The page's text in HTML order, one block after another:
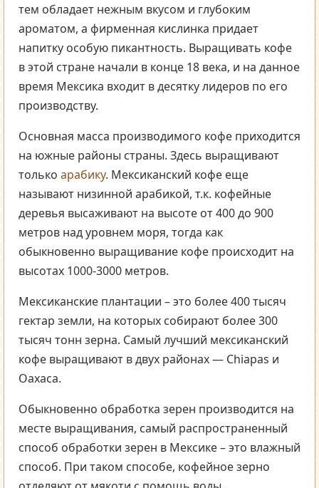
тем обладает нежным вкусом и глубоким
ароматом, а фирменная кислинка придает
напитку особую пикантность. Выращивать кофе
в этой стране начали в конце 18 века, и на данное
время Мексика входит в десятку лидеров по его
производству.
Основная масса производимого кофе приходится
на южные районы страны. Здесь выращивают
только арабику. Мексиканский кофе еще
называют низинной арабикой, т.к. кофейные
деревья высаживают на высоте от 400 до 900
метров над уровнем моря, тогда как
обыкновенно выращивание кофе происходит на
высотах 1000-3000 метров.
Мексиканские плантации – это более 400 тысяч
гектар земли, на которых собирают более 300
тысяч тонн зерна. Самый лучший мексиканский
кофе выращивают в двух районах — Chiapas и
Oaxaca.
Обыкновенно обработка зерен производится на
месте выращивания, самый распространенный
способ обработки зерен в Мексике – это влажный
способ. При таком способе, кофейное зерно